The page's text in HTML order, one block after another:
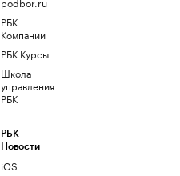
РБК
Компании
РБК Курсы
Школа
управления
РБК
РБК
Новости
iOS